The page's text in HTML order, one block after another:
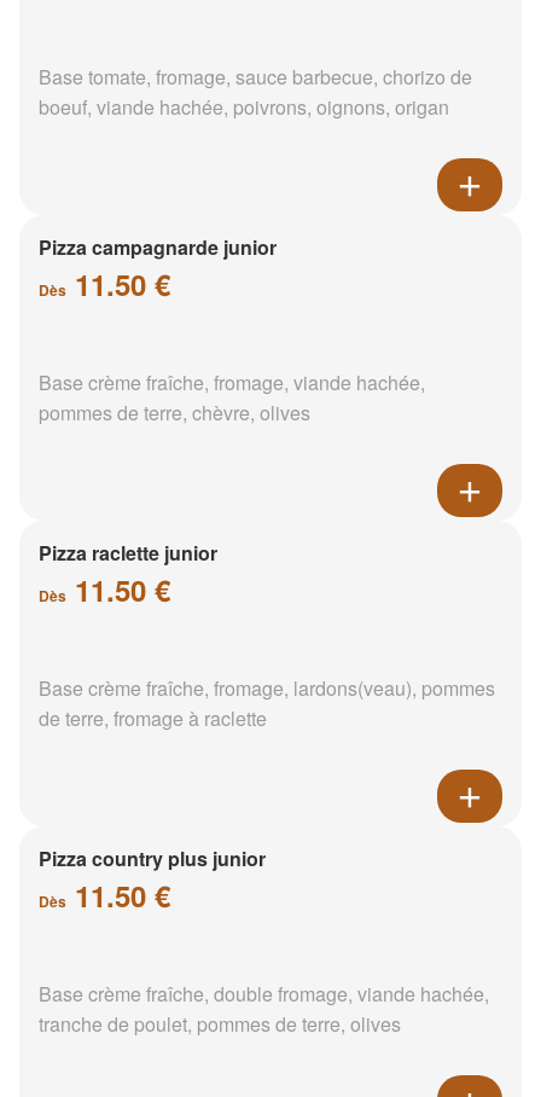
Base tomate, fromage, sauce barbecue, chorizo de
boeuf, viande hachée, poivrons, oignons, origan
Pizza campagnarde junior
Dès 11.50 €
Base crème fraîche, fromage, viande hachée,
pommes de terre, chèvre, olives
Pizza raclette junior
Dès 11.50 €
Base crème fraîche, fromage, lardons(veau), pommes
de terre, fromage à raclette
Pizza country plus junior
Dès 11.50 €
Base crème fraîche, double fromage, viande hachée,
tranche de poulet, pommes de terre, olives